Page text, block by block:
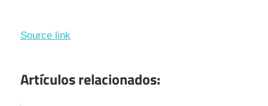
Source link
Artículos relacionados: